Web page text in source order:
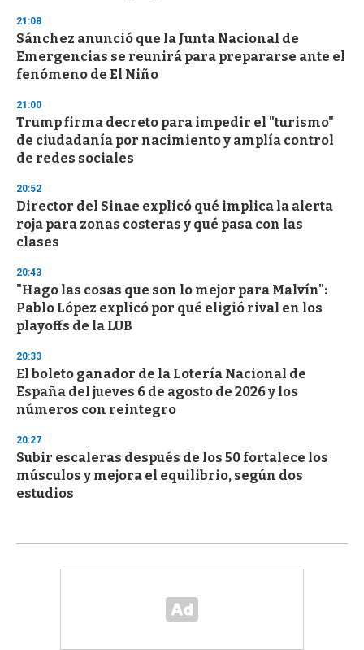
d
s
21:08
Sánchez anunció que la Junta Nacional de
Emergencias se reunirá para prepararse ante el
fenómeno de El Niño
21:00
Trump firma decreto para impedir el "turismo"
de ciudadanía por nacimiento y amplía control
de redes sociales
20:52
Director del Sinae explicó qué implica la alerta
roja para zonas costeras y qué pasa con las
clases
20:43
"Hago las cosas que son lo mejor para Malvín":
Pablo López explicó por qué eligió rival en los
playoffs de la LUB
20:33
El boleto ganador de la Lotería Nacional de
España del jueves 6 de agosto de 2026 y los
números con reintegro
20:27
Subir escaleras después de los 50 fortalece los
músculos y mejora el equilibrio, según dos
estudios